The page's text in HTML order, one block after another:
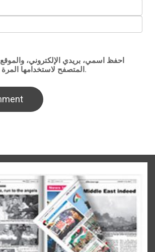
احفظ اسمي، بريدي الإلكتروني،
المتصفح لاستخدامها المرة المقبلة في تعليقي.